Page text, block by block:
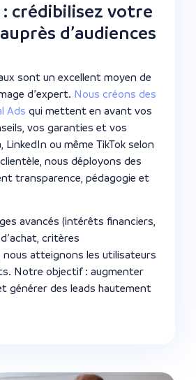
: crédibilisez votre
d’audiences
sont un excellent moyen de
d’expert. Nous créons des
Ads qui mettent en avant vos
vos garanties et vos
LinkedIn ou même TikTok selon
nous déployons des
transparence, pédagogie et
avancés (intérêts financiers,
critères
nous atteignons les utilisateurs
Notre objectif : augmenter
générer des leads hautement